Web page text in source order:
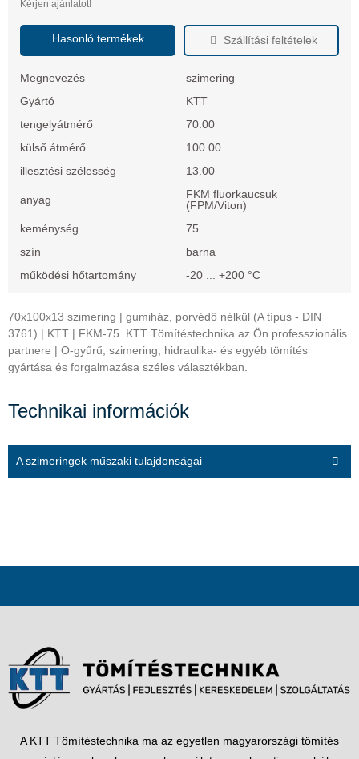
Kérjen ajánlatot!
Hasonló termékek Szállítási feltételek
Megnevezés
szimering
Gyártó
KTT
tengelyátmérő
70.00
külső átmérő
100.00
illesztési szélesség
13.00
anyag
FKM fluorkaucsuk
(FPM/Viton)
keménység
75
szín
barna
működési hőtartomány
-20 ... +200 °C
70x100x13 szimering | gumiház, porvédő nélkül (A típus - DIN
3761) | KTT | FKM-75. KTT Tömítéstechnika az Ön professzionális
partnere | O-gyűrű, szimering, hidraulika- és egyéb tömítés
gyártása és forgalmazása széles választékban.
Technikai információk
A szimeringek műszaki tulajdonságai
A KTT Tömítéstechnika ma az egyetlen magyarországi tömítés